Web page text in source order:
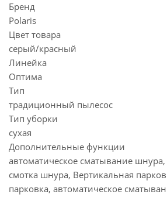
Бренд
Polaris
Цвет товара
серый/красный
Линейка
Оптима
Тип
традиционный пылесос
Тип уборки
сухая
Дополнительные функции
автоматическое сматывание шнура,
смотка шнура, Вертикальная
парковка, автоматическое